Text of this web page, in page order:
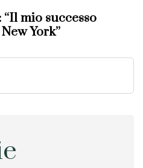
mio successo
York”